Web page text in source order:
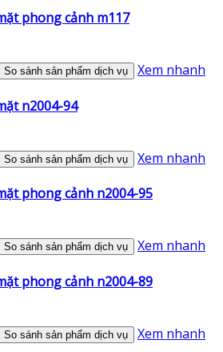
phong cảnh m117
So sánh sản phẩm dịch vụ Xem nhanh
n2004-94
So sánh sản phẩm dịch vụ Xem nhanh
phong cảnh n2004-95
So sánh sản phẩm dịch vụ Xem nhanh
phong cảnh n2004-89
So sánh sản phẩm dịch vụ Xem nhanh